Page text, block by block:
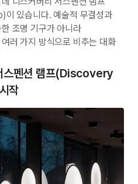
있습니다. 예술적 무결성과
조명 기구가 아니라
러 가지 방식으로 비추는 대화
스펜션 램프(Discovery
작